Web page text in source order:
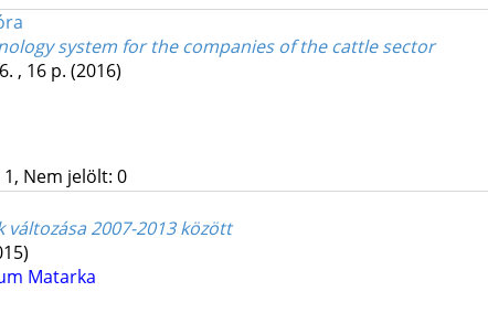
system for the companies of the cattle sector
, 16 p. (2016)
1, Nem jelölt: 0
2007-2013 között
Matarka